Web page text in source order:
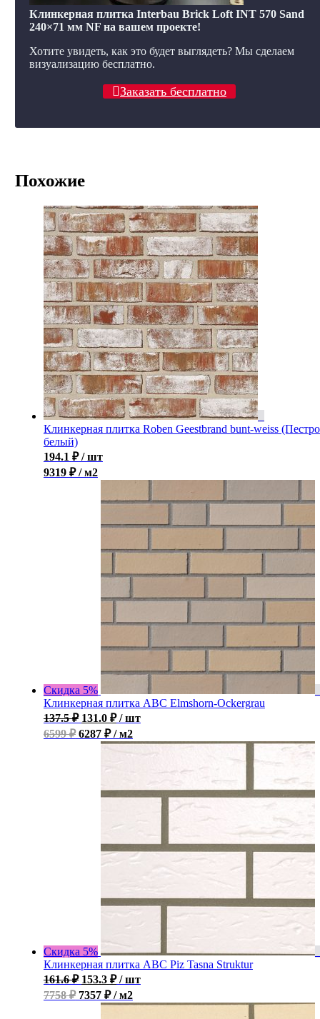
Клинкерная плитка Interbau Brick Loft INT 570 Sand
240×71 мм NF на вашем проекте!
Хотите увидеть, как это будет выглядеть? Мы сделаем
визуализацию бесплатно.
Заказать бесплатно
Похожие
Клинкерная плитка Roben Geestbrand bunt-weiss
белый)
194.1 ₽ / шт
9319 ₽ / м2
Скидка 5%
Клинкерная плитка ABC Elmshorn-Ockergrau
137.5₽ 131.0 ₽ / шт
6599 ₽6287 ₽ / м2
Скидка 5%
Клинкерная плитка ABC Piz Tasna Struktur
161.6₽ 153.3 ₽ / шт
7758 ₽7357 ₽ / м2